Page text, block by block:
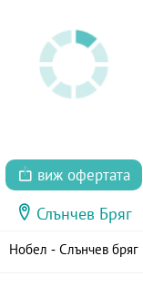
виж офертата
Слънчев Бряг
Нобел - Слънчев бряг